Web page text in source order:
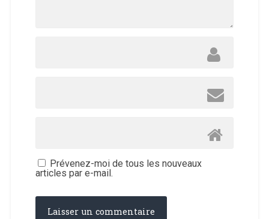
Prévenez-moi de tous les nouveaux
articles par e-mail.